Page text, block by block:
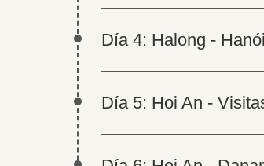
Día 4: Halong -
Día 5: Hoi An -